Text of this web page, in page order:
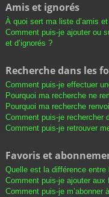
Amis et ignorés
À quoi sert ma liste d’amis et
Comment puis-je ajouter ou
et d’ignorés ?
Recherche dans les
Comment puis-je effectuer
Pourquoi ma recherche ne
Pourquoi ma recherche
Comment puis-je rechercher
Comment puis-je retrouver
Favoris et
Quelle est la différence
Comment puis-je ajouter aux
Comment puis-je m’abonner